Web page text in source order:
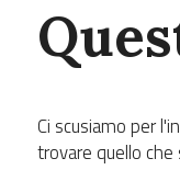
Ci scusiamo per
trovare quello che